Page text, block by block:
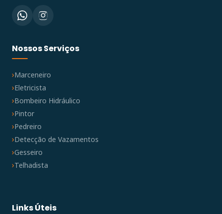
Nossos Serviços
Marceneiro
Eletricista
Bombeiro Hidráulico
Pintor
Pedreiro
Detecção de Vazamentos
Gesseiro
Telhadista
Links Úteis